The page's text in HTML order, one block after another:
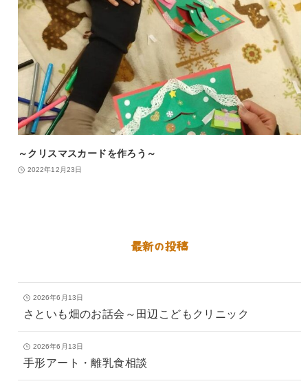
～クリスマスカードを作ろう～
2022年12月23日
最新の投稿
2026年6月13日
さといも畑のお話会～田辺こどもクリニック
2026年6月13日
手形アート・離乳食相談